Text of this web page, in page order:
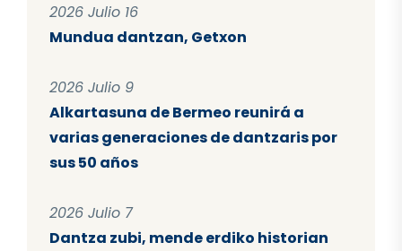
2026 Julio 16
Mundua dantzan, Getxon
2026 Julio 9
Alkartasuna de Bermeo reunirá a
varias generaciones de dantzaris por
sus 50 años
2026 Julio 7
Dantza zubi, mende erdiko historian